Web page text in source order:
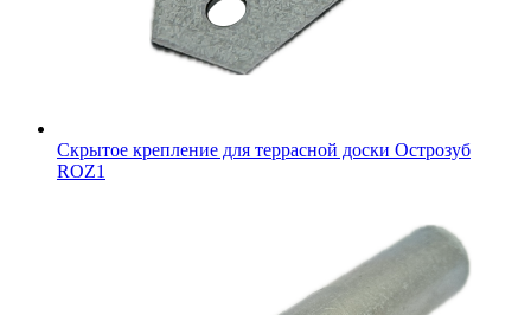
Скрытое крепление для террасной доски Острозуб
ROZ1